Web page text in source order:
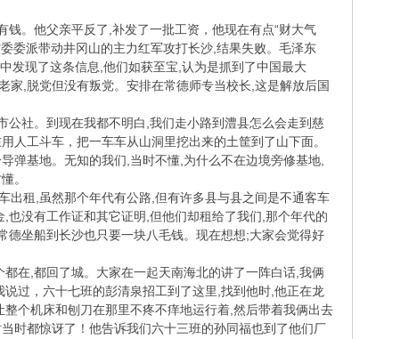
。他父亲平反了,补发了一批工资，他现在有点“财大气
委派带动井冈山的主力红军攻打长沙,结果失败。毛泽东
发现了这条信息,他们如获至宝,认为是抓到了中国最大
家,脱党但没有叛党。安排在常德师专当校长,这是解放后国
社。到现在我都不明白,我们走小路到澧县怎么会走到慈
工斗车，把一车车从山洞里挖出来的土筐到了山下面。
弹基地。无知的我们,当时不懂,为什么不在边境旁修基地,
。
出租,虽然那个年代有公路,但有许多县与县之间是不通客车
没有工作证和其它证明,但他们却租给了我们,那个年代的
坐船到长沙也只要一块八毛钱。现在想想;大家会觉得好
在,都回了城。大家在一起天南海北的讲了一阵白话,我俩
过，六十七班的彭清泉招工到了这里,找到他时,他正在龙
个机床和刨刀在那里不疼不痒地运行着,然后带着我俩出去
时都惊讶了！他告诉我们六十三班的孙同福也到了他们厂